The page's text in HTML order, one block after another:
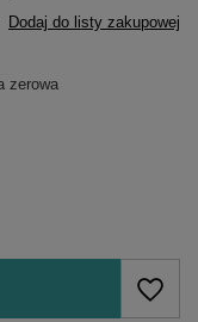
Dodaj do listy zakupowej
zerowa